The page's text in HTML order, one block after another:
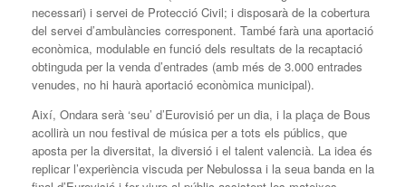
necessari) i servei de Protecció Civil; i disposarà de la cobertura
del servei d’ambulàncies corresponent. També farà una aportació
econòmica, modulable en funció dels resultats de la recaptació
obtinguda per la venda d’entrades (amb més de 3.000 entrades
venudes, no hi haurà aportació econòmica municipal).
Així, Ondara serà ‘seu’ d’Eurovisió per un dia, i la plaça de Bous
acollirà un nou festival de música per a tots els públics, que
aposta per la diversitat, la diversió i el talent valencià. La idea és
replicar l’experiència viscuda per Nebulossa i la seua banda en la